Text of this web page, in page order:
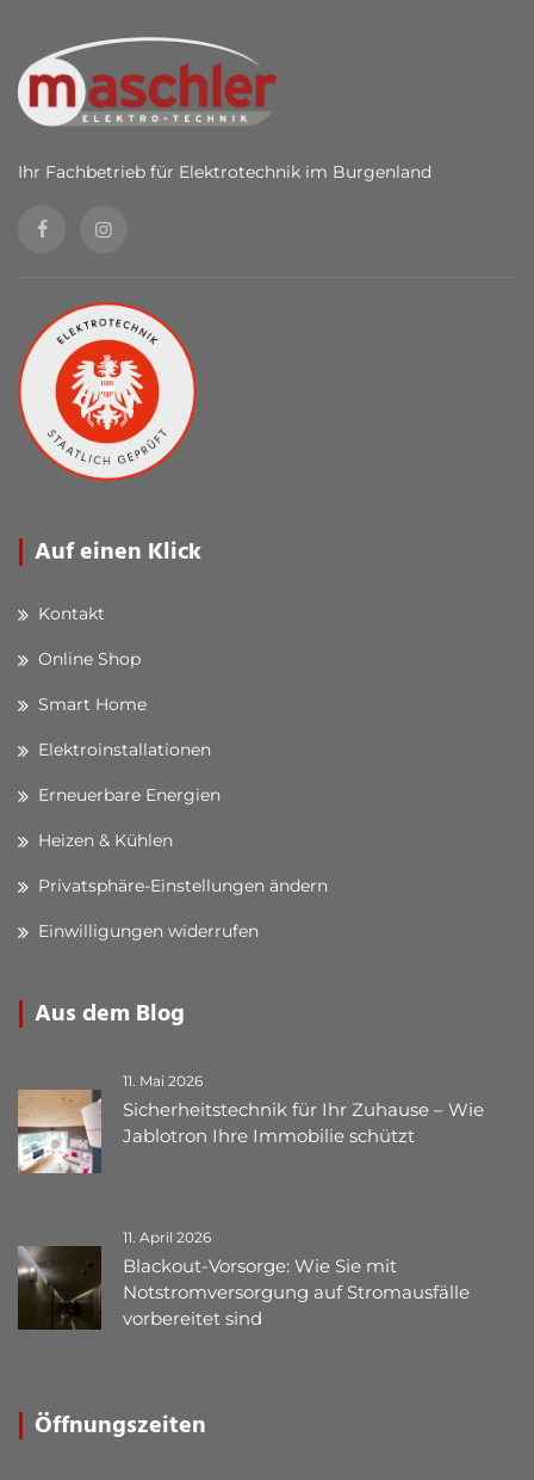
Ihr Fachbetrieb für Elektrotechnik im Burgenland
Auf einen Klick
Kontakt
Online Shop
Smart Home
Elektroinstallationen
Erneuerbare Energien
Heizen & Kühlen
Privatsphäre-Einstellungen ändern
Einwilligungen widerrufen
Aus dem Blog
11. Mai 2026
Sicherheitstechnik für Ihr Zuhause – Wie
Jablotron Ihre Immobilie schützt
11. April 2026
Blackout-Vorsorge: Wie Sie mit
Notstromversorgung auf Stromausfälle
vorbereitet sind
Öffnungszeiten